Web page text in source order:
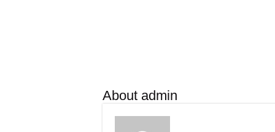
About admin